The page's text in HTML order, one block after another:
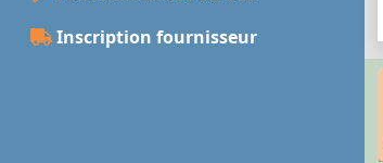
Inscription fournisseur